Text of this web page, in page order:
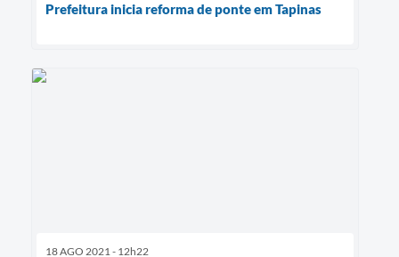
Prefeitura inicia reforma de ponte em Tapinas
18 AGO 2021 - 12h22